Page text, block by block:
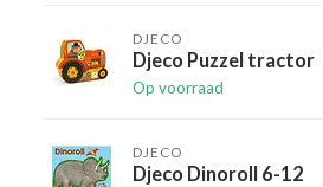
DJECO
Djeco Puzzel tractor
Op voorraad
DJECO
Djeco Dinoroll 6-12